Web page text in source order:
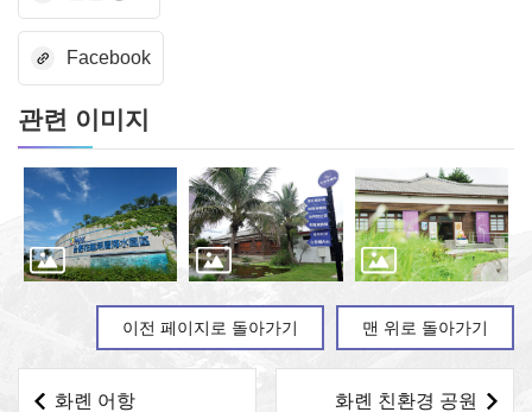
Facebook
관련 이미지
이전 페이지로 돌아가기 맨 위로 돌아가기
화롄 어항 화롄 친환경 공원